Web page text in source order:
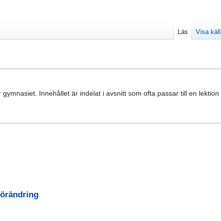
Innehållet är indelat i avsnitt som ofta passar till en
Läs Visa